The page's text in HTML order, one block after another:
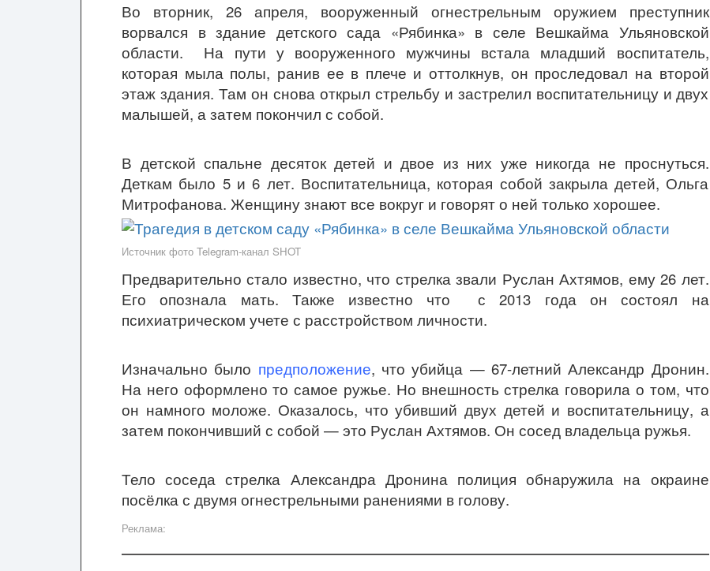
Во вторник, 26 апреля, вооруженный огнестрельным оружием преступник
ворвался в здание детского сада «Рябинка» в селе Вешкайма Ульяновской
области. На пути у вооруженного мужчины встала младший воспитатель,
которая мыла полы, ранив ее в плече и оттолкнув, он проследовал на второй
этаж здания. Там он снова открыл стрельбу и застрелил воспитательницу и двух
малышей, а затем покончил с собой.
В детской спальне десяток детей и двое из них уже никогда не проснуться.
Деткам было 5 и 6 лет. Воспитательница, которая собой закрыла детей, Ольга
Митрофанова. Женщину знают все вокруг и говорят о ней только хорошее.
Источник фото Telegram-канал SHOT
Предварительно стало известно, что стрелка звали Руслан Ахтямов, ему 26 лет.
Его опознала мать. Также известно что с 2013 года он состоял на
психиатрическом учете с расстройством личности.
Изначально было предположение, что убийца — 67-летний Александр Дронин.
На него оформлено то самое ружье. Но внешность стрелка говорила о том, что
он намного моложе. Оказалось, что убивший двух детей и воспитательницу, а
затем покончивший с собой — это Руслан Ахтямов. Он сосед владельца ружья.
Тело соседа стрелка Александра Дронина полиция обнаружила на окраине
посёлка с двумя огнестрельными ранениями в голову.
Реклама: